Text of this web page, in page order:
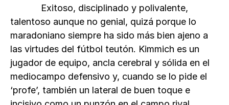
Exitoso, disciplinado y polivalente,
talentoso aunque no genial, quizá porque lo
maradoniano siempre ha sido más bien ajeno a
las virtudes del fútbol teutón. Kimmich es un
jugador de equipo, ancla cerebral y sólida en el
mediocampo defensivo y, cuando se lo pide el
‘profe’, también un lateral de buen toque e